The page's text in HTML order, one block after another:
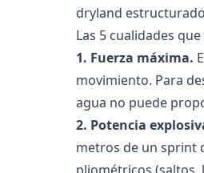
dryland
Las 5 cualidades
1. Fuerza máxima.
movimiento. Para
agua no puede
2. Potencia
metros de un sprint
pliométricos (saltos,